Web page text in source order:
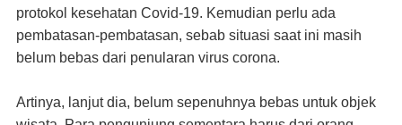
protokol kesehatan Covid-19. Kemudian perlu ada
pembatasan-pembatasan, sebab situasi saat ini masih
belum bebas dari penularan virus corona.
Artinya, lanjut dia, belum sepenuhnya bebas untuk objek